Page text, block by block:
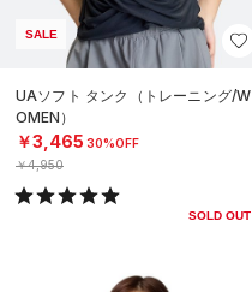
SALE
UAソフト タンク（トレーニング/W
OMEN）
￥3,465 30%OFF
￥4,950
SOLD OUT